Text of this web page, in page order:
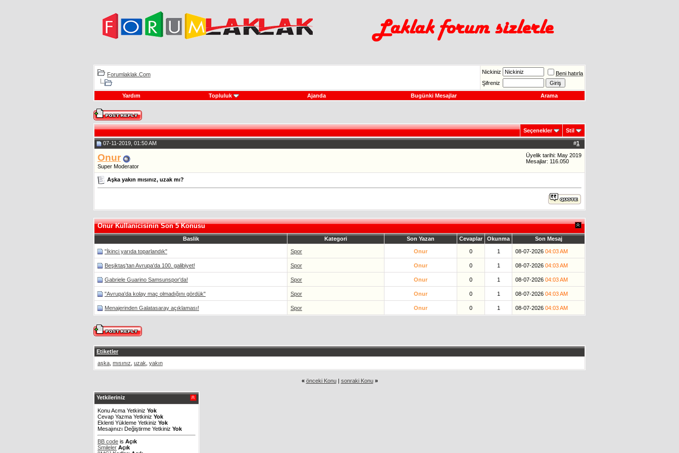
Forumlaklak.Com Nickiniz
Beni hatırla
Şifreniz
Yardım Topluluk Ajanda Bugünki Mesajlar Arama
Seçenekler Stil
#1
07-11-2019, 01:50 AM
Onur
Super Moderator
Üyelik tarihi: May 2019
Mesajlar: 116.050
Aşka yakın mısınız, uzak mı?
Onur Kullanicisinin Son 5 Konusu
Baslik Kategori Son Yazan Cevaplar Okunma Son Mesaj
"İkinci yarıda toparlandık" Spor Onur 0 1 08-07-2026 04:03 AM
Beşiktaş'tan Avrupa'da 100. galibiyet! Spor Onur 0 1 08-07-2026 04:03 AM
Gabriele Guarino Samsunspor'da! Spor Onur 0 1 08-07-2026 04:03 AM
"Avrupa'da kolay maç olmadığını gördük" Spor Onur 0 1 08-07-2026 04:03 AM
Menajerinden Galatasaray açıklaması! Spor Onur 0 1 08-07-2026 04:03 AM
Etiketler
aşka mısınız uzak yakın
« önceki Konu| sonraki Konu »
Yetkileriniz
Konu Acma Yetkiniz Yok
Cevap Yazma Yetkiniz Yok
Eklenti Yükleme Yetkiniz Yok
Mesajınızı Değiştirme Yetkiniz Yok
BB code is Açık
Smileler Açık